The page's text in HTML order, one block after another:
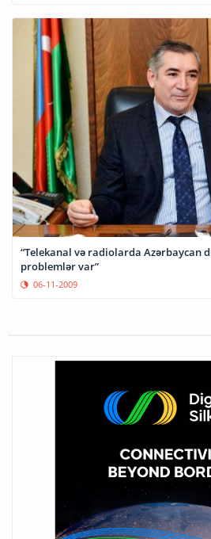
“Telekanal və radiolarda Azərbaycan
problemlər var”
06-11-2009